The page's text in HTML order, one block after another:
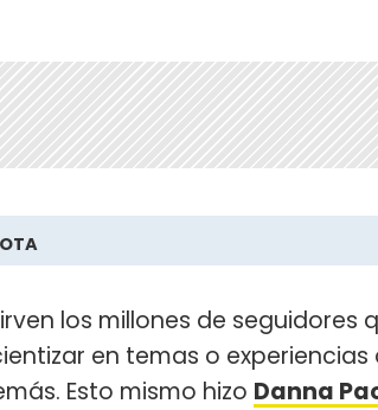
los millones de seguidores
en temas o
Esto mismo hizo Danna